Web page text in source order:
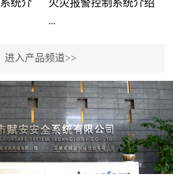
统介
灾探
求。
型影
、体
道空
、
火灾报警控制系统介绍
...
用了具有仲裁机制和冗余
校验的总线传输技术、线
路状态检测与保护技术、
后向光电感烟探测技术、
高可靠的系统抗干扰技术
等多项专利技术和专有技
进入产品频道>>